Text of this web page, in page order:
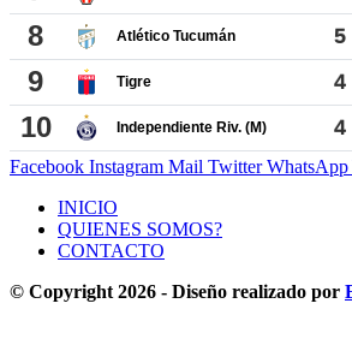
Facebook Instagram Mail Twitter WhatsApp
INICIO
QUIENES SOMOS?
CONTACTO
© Copyright 2026 - Diseño realizado por